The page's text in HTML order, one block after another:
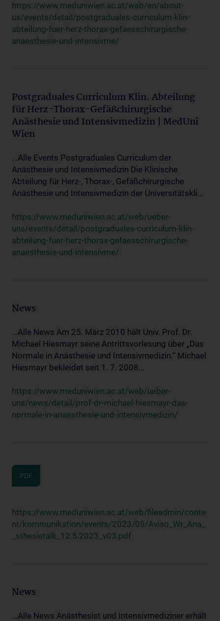
https://www.meduniwien.ac.at/web/en/about-
us/events/detail/postgraduales-curriculum-klin-
abteilung-fuer-herz-thorax-gefaesschirurgische-
anaesthesie-und-intensivme/
Postgraduales Curriculum Klin. Abteilung
für Herz-Thorax-Gefäßchirurgische
Anästhesie und Intensivmedizin | MedUni
Wien
...Alle Events Postgraduales Curriculum der
Anästhesie und Intensivmedizin Die Klinische
Abteilung für Herz-, Thorax-, Gefäßchirurgische
Anästhesie und Intensivmedizin der Universitätskli...
https://www.meduniwien.ac.at/web/ueber-
uns/events/detail/postgraduales-curriculum-klin-
abteilung-fuer-herz-thorax-gefaesschirurgische-
anaesthesie-und-intensivme/
News
...Alle News Am 25. März 2010 hält Univ. Prof. Dr.
Michael Hiesmayr seine Antrittsvorlesung über „Das
Normale in Anästhesie und Intensivmedizin.“ Michael
Hiesmayr bekleidet seit 1. 7. 2008...
https://www.meduniwien.ac.at/web/ueber-
uns/news/detail/prof-dr-michael-hiesmayr-das-
normale-in-anaesthesie-und-intensivmedizin/
PDF
https://www.meduniwien.ac.at/web/fileadmin/conte
nt/kommunikation/events/2023/05/Aviso_Wr_Ana_
_sthesietalk_12.5.2023_v03.pdf
News
...Alle News Anästhesist und Intensivmediziner erhält